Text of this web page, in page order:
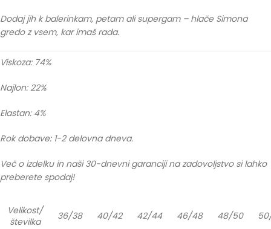
Dodaj jih k balerinkam, petam ali supergam – hlače Simona
gredo z vsem, kar imaš rada.
Viskoza: 74%
Najlon: 22%
Elastan: 4%
Rok dobave: 1-2 delovna dneva.
Več o izdelku in naši 30-dnevni garanciji na zadovoljstvo si lahko
preberete spodaj!
Velikost/
številka
36/38 40/42 42/44 46/48 48/50